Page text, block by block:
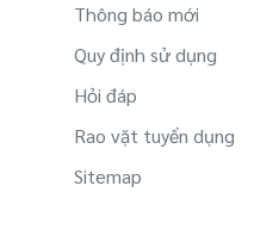
Thông báo mới
Quy định sử dụng
Hỏi đáp
Rao vặt tuyển dụng
Sitemap